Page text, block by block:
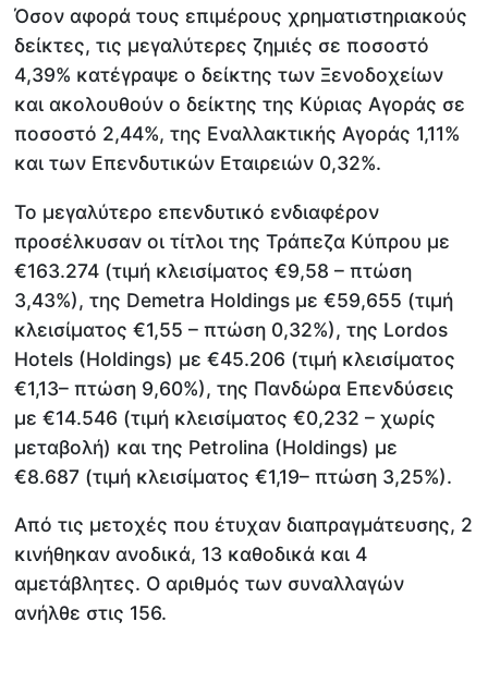
Όσον αφορά τους επιμέρους χρηματιστηριακούς
δείκτες, τις μεγαλύτερες ζημιές σε ποσοστό
4,39% κατέγραψε ο δείκτης των Ξενοδοχείων
και ακολουθούν ο δείκτης της Κύριας Αγοράς σε
ποσοστό 2,44%, της Εναλλακτικής Αγοράς 1,11%
και των Επενδυτικών Εταιρειών 0,32%.
Το μεγαλύτερο επενδυτικό ενδιαφέρον
προσέλκυσαν οι τίτλοι της Τράπεζα Κύπρου με
€163.274 (τιμή κλεισίματος €9,58 – πτώση
3,43%), της Demetra Holdings με €59,655 (τιμή
κλεισίματος €1,55 – πτώση 0,32%), της Lordos
Hotels (Holdings) με €45.206 (τιμή κλεισίματος
€1,13– πτώση 9,60%), της Πανδώρα Επενδύσεις
με €14.546 (τιμή κλεισίματος €0,232 – χωρίς
μεταβολή) και της Petrolina (Holdings) με
€8.687 (τιμή κλεισίματος €1,19– πτώση 3,25%).
Από τις μετοχές που έτυχαν διαπραγμάτευσης, 2
κινήθηκαν ανοδικά, 13 καθοδικά και 4
αμετάβλητες. Ο αριθμός των συναλλαγών
ανήλθε στις 156.